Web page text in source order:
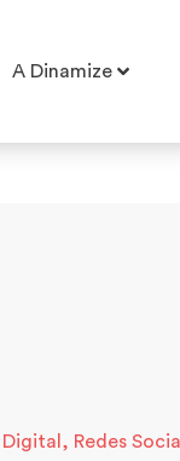
A Dinamize
, Redes